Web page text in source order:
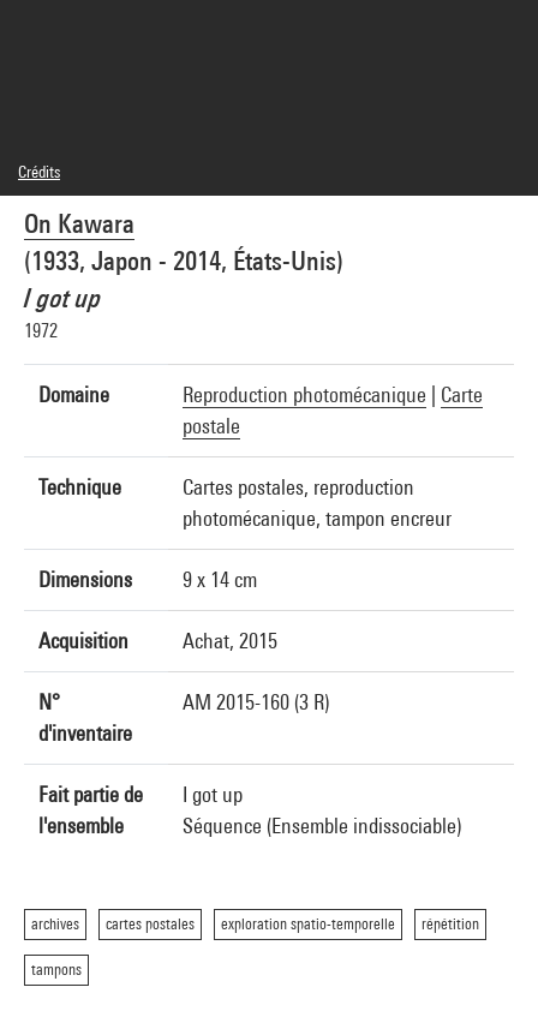
On Kawara
(1933, Japon - 2014, États-Unis)
I got up
1972
Domaine Reproduction photomécanique
Carte
postale
Technique
Cartes postales, reproduction
photomécanique, tampon encreur
Dimensions 9 x 14 cm
Acquisition Achat, 2015
N°
d'inventaire
AM 2015-160 (3 R)
Fait partie de
l'ensemble
I got up
Séquence (Ensemble indissociable)
archives cartes postales exploration spatio-temporelle répétition
tampons
Crédits
© The Estate of On Kawara
Crédit photographique : Centre Pompidou, MNAM-CCI/Audrey Laurans/Dist.
GrandPalaisRmn
Réf. image : 4N84654
Diffusion image :